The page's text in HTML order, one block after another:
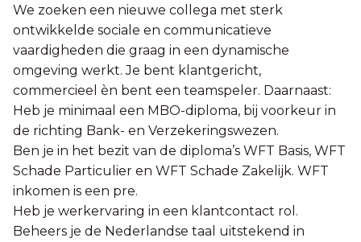
We zoeken een nieuwe collega met sterk
ontwikkelde sociale en communicatieve
vaardigheden die graag in een dynamische
omgeving werkt. Je bent klantgericht,
commercieel èn bent een teamspeler. Daarnaast:
Heb je minimaal een MBO-diploma, bij voorkeur in
de richting Bank- en Verzekeringswezen.
Ben je in het bezit van de diploma’s WFT Basis, WFT
Schade Particulier en WFT Schade Zakelijk. WFT
inkomen is een pre.
Heb je werkervaring in een klantcontact rol.
Beheers je de Nederlandse taal uitstekend in